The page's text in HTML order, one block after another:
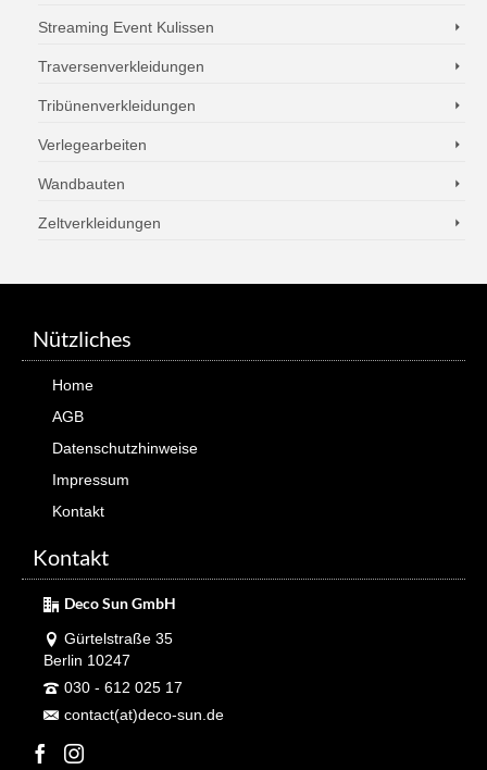
Streaming Event Kulissen
Traversenverkleidungen
Tribünenverkleidungen
Verlegearbeiten
Wandbauten
Zeltverkleidungen
Nützliches
Home
AGB
Datenschutzhinweise
Impressum
Kontakt
Kontakt
Deco Sun GmbH
Gürtelstraße 35
Berlin 10247
030 - 612 025 17
contact(at)deco-sun.de